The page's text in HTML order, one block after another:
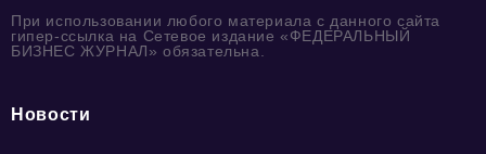
При использовании любого материала с данного сайта
гипер-ссылка на Сетевое издание «ФЕДЕРАЛЬНЫЙ
БИЗНЕС ЖУРНАЛ» обязательна.
Новости